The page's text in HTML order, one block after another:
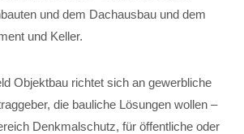
und dem Dachausbau und dem
und Keller.
Objektbau richtet sich an gewerbliche
die bauliche Lösungen wollen –
Denkmalschutz, für öffentliche oder